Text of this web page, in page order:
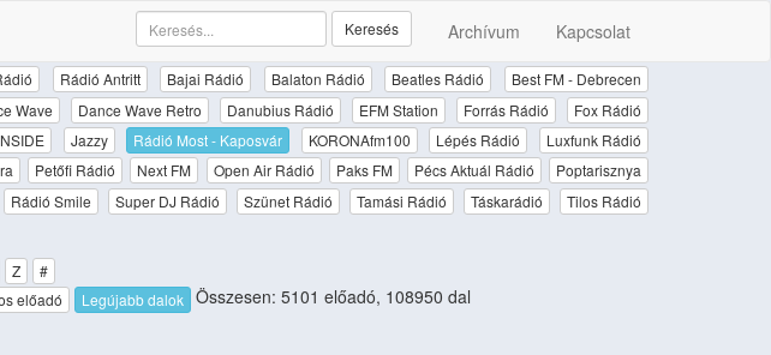
Archívum Kapcsolat
Keresés
Rádió Antritt Bajai Rádió Balaton Rádió Beatles Rádió
Best FM - Debrecen
Wave Dance Wave Retro Danubius Rádió EFM Station Forrás Rádió
Fox Rádió
Jazzy Rádió Most - Kaposvár KORONAfm100 Lépés Rádió
Luxfunk Rádió
Petőfi Rádió Next FM Open Air Rádió Paks FM Pécs Aktuál Rádió
Poptarisznya
Rádió Smile Super DJ Rádió Szünet Rádió Tamási Rádió Táskarádió
Tilos Rádió
Z
#
előadó Legújabb dalok Összesen: 5101 előadó, 108950 dal